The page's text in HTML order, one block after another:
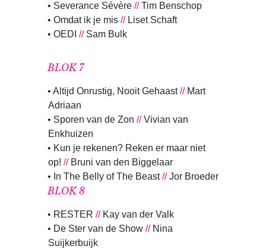
• Severance Sévère //Tim Benschop
• Omdat ik je mis //Liset Schaft
• OEDI // Sam Bulk
BLOK 7
• Altijd Onrustig, Nooit Gehaast//Mart
Adriaan
• Sporen van de Zon //Vivian van
Enkhuizen
• Kun je rekenen? Reken er maar niet
op! // Bruni van den Biggelaar
• In The Belly of The Beast// Jor Broeder
BLOK 8
• RESTER // Kay van der Valk
• De Ster van de Show //Nina
Suijkerbuijk